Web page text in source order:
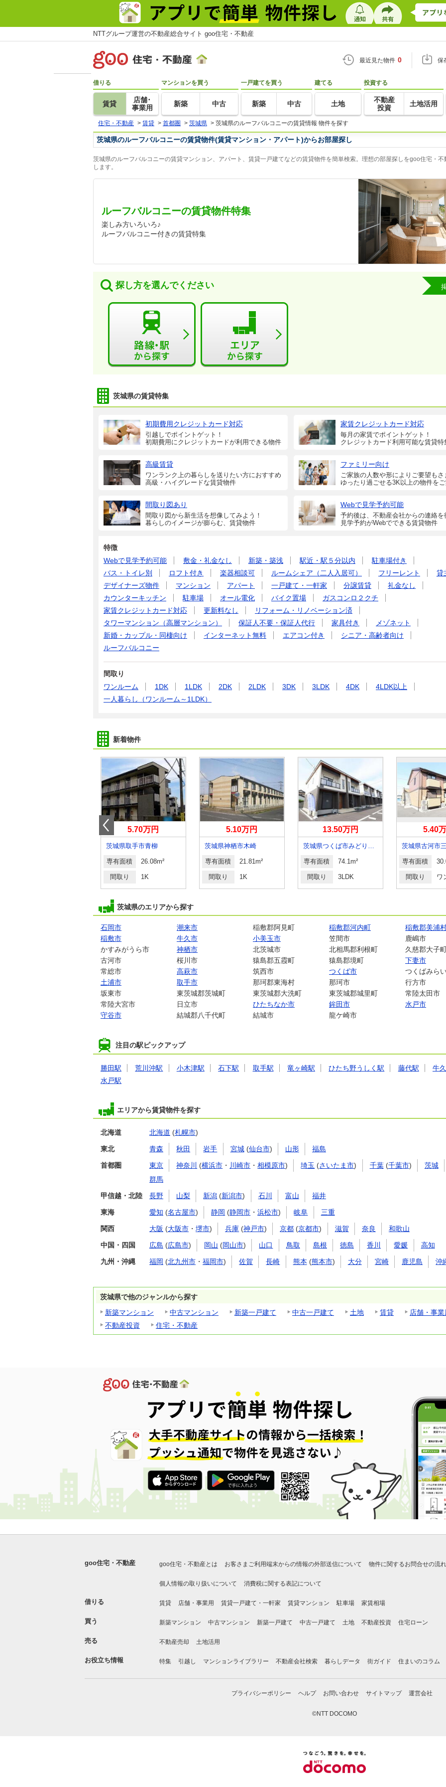
NTTグループ運営の不動産総合サイト goo住宅・不動産
最近見た物件 0 保
借りる
賃貸
店舗･
事業用
マンションを買う
新築 中古
一戸建てを買う
新築 中古
建てる
土地
投資する
不動産
投資
土地活用
住宅・不動産 > 賃貸 > 首都圏 > 茨城県 > 茨城県のルーフバルコニーの賃貸情報 物件を探す
茨城県のルーフバルコニーの賃貸物件(賃貸マンション・アパート)からお部屋探し
茨城県のルーフバルコニーの賃貸マンション、アパート、賃貸一戸建てなどの賃貸物件を簡単検索。理想の部屋探しをgoo住宅・不
します。
ルーフバルコニーの賃貸物件特集
楽しみ方いろいろ♪
ルーフバルコニー付きの賃貸特集
探し方を選んでください
茨城県の賃貸特集
初期費用クレジットカード対応
引越しでポイントゲット！
初期費用にクレジットカードが利用できる物件
家賃クレジットカード対応
毎月の家賃でポイントゲット！
クレジットカード利用可能な賃貸特
高級賃貸
ワンランク上の暮らしを送りたい方におすすめ
高級・ハイグレードな賃貸物件
ファミリー向け
ご家族の人数や形によりご要望もさ
ゆったり過ごせる3K以上の物件をご
間取り図あり
間取り図から新生活を想像してみよう！
暮らしのイメージが膨らむ、賃貸物件
Webで見学予約可能
予約後は、不動産会社からの連絡を
見学予約がWebでできる賃貸物件
特徴
Webで見学予約可能
敷金・礼金なし 新築・築浅 駅近・駅５分以内
駐車場付き
バス・トイレ別
ロフト付き 楽器相談可 ルームシェア（二人入居可） フリーレント
貸
デザイナーズ物件
マンション アパート 一戸建て・一軒家 分譲賃貸
礼金なし
カウンターキッチン
駐車場 オール電化 バイク置場
ガスコンロ２クチ
家賃クレジットカード対応
更新料なし
リフォーム・リノベーション済
タワーマンション（高層マンション）
保証人不要・保証人代行 家具付き
メゾネット
新婚・カップル・同棲向け
インターネット無料 エアコン付き
シニア・高齢者向け
ルーフバルコニー
間取り
ワンルーム
1DK 1LDK 2DK 2LDK 3DK 3LDK 4DK
4LDK以上
一人暮らし（ワンルーム～1LDK）
新着物件
5.70万円
茨城県取手市青柳
専有面積 26.08m²
間取り 1K
5.10万円
茨城県神栖市木崎
専有面積 21.81m²
間取り 1K
13.50万円
茨城県つくば市みどりの南
専有面積 74.1m²
間取り 3LDK
5.40
茨城県古河市
専有面積
間取り ワ
茨城県のエリアから探す
石岡市 潮来市 稲敷郡阿見町 稲敷郡河内町
稲敷郡美浦
稲敷市
牛久市 小美玉市 笠間市
鹿嶋市
かすみがうら市
神栖市 北茨城市 北相馬郡利根町
久慈郡大子
古河市
桜川市 猿島郡五霞町 猿島郡境町
下妻市
常総市
高萩市 筑西市 つくば市
つくばみら
土浦市
取手市 那珂郡東海村 那珂市
行方市
坂東市
東茨城郡茨城町 東茨城郡大洗町 東茨城郡城里町
常陸太田市
常陸大宮市
日立市 ひたちなか市 鉾田市
水戸市
守谷市
結城郡八千代町 結城市 龍ケ崎市
注目の駅ピックアップ
勝田駅 荒川沖駅 小木津駅 石下駅 取手駅 竜ヶ崎駅 ひたち野うしく駅 藤代駅
牛
水戸駅
エリアから賃貸物件を探す
北海道 北海道 (札幌市)
東北 青森 秋田 岩手 宮城(仙台市) 山形 福島
首都圏 東京 神奈川 (横浜市 ・ 川崎市 ・相模原市) 埼玉 (さいたま市) 千葉(千葉市) 茨城
群馬
甲信越・北陸 長野 山梨 新潟 (新潟市) 石川 富山 福井
東海 愛知 (名古屋市) 静岡 (静岡市 ・浜松市) 岐阜 三重
関西 大阪 (大阪市 ・ 堺市) 兵庫 (神戸市) 京都 (京都市) 滋賀 奈良 和歌山
中国・四国 広島 (広島市) 岡山 (岡山市) 山口 鳥取 島根 徳島 香川 愛媛 高知
九州・沖縄 福岡 (北九州市 ・ 福岡市) 佐賀 長崎 熊本 (熊本市) 大分 宮崎 鹿児島 沖
茨城県で他のジャンルから探す
新築マンション
中古マンション 新築一戸建て 中古一戸建て 土地 賃貸
店舗・事業
不動産投資
住宅・不動産
goo住宅・不動産 goo住宅・不動産とは お客さまご利用端末からの情報の外部送信について 物件に関するお問合せの流れ
個人情報の取り扱いについて 消費税に関する表記について
借りる 賃貸 店舗・事業用 賃貸一戸建て・一軒家 賃貸マンション 駐車場 家賃相場
買う 新築マンション 中古マンション 新築一戸建て 中古一戸建て 土地 不動産投資 住宅ローン
売る 不動産売却 土地活用
お役立ち情報 特集 引越し マンションライブラリー 不動産会社検索 暮らしデータ 街ガイド 住まいのコラム
プライバシーポリシー ヘルプ お問い合わせ サイトマップ 運営会社
©NTT DOCOMO